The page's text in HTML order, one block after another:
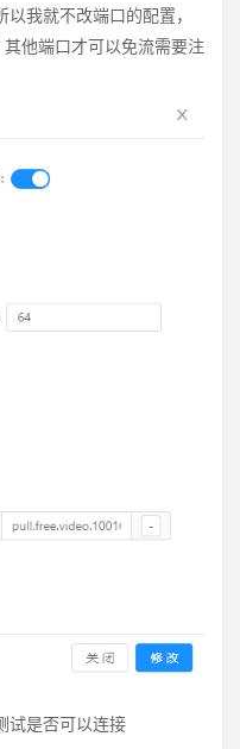
我就不改端口的配置，
他端口才可以免流需要注
试是否可以连接